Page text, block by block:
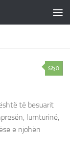
0
të besuarit
lumturinë,
e njohën